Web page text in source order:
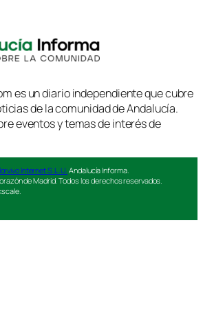
es un diario independiente que cubre
de la comunidad de Andalucía.
eventos y temas de interés de
Internet S.L.U. Andalucía Informa.
de Madrid. Todos los derechos reservados.